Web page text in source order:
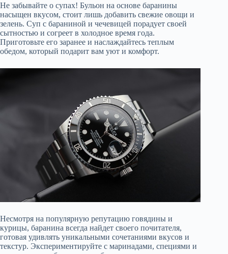
Не забывайте о супах! Бульон на основе баранины
насыщен вкусом, стоит лишь добавить свежие овощи и
зелень. Суп с бараниной и чечевицей порадует своей
сытностью и согреет в холодное время года.
Приготовьте его заранее и наслаждайтесь теплым
обедом, который подарит вам уют и комфорт.
Несмотря на популярную репутацию говядины и
курицы, баранина всегда найдет своего почитателя,
готовая удивлять уникальными сочетаниями вкусов и
текстур. Экспериментируйте с маринадами, специями и